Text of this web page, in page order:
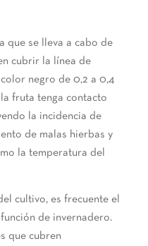
que se lleva a cabo de
cubrir la línea de
negro de 0,2 a 0,4
fruta tenga contacto
la incidencia de
de malas hierbas y
la temperatura del
cultivo, es frecuente el
de invernadero.
que cubren